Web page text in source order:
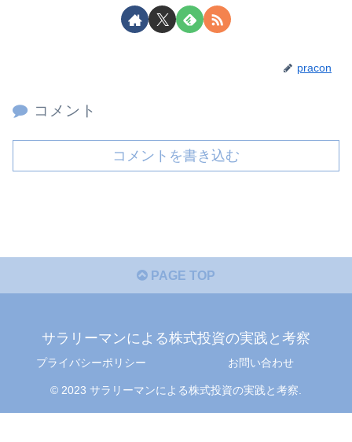
pracon
コメント
コメントを書き込む
PAGE TOP
サラリーマンによる株式投資の実践と考察
プライバシーポリシー お問い合わせ
© 2023 サラリーマンによる株式投資の実践と考察.